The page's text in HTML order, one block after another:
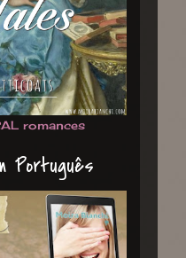
romances
Português